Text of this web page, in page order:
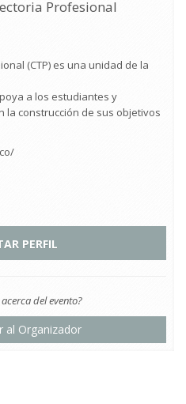
Profesional
(CTP) es una unidad de la
a los estudiantes y
la construcción de sus objetivos
PERFIL
del evento?
al Organizador